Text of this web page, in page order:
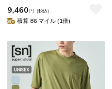
9,460 円 （税込）
積算 86 マイル (1倍)